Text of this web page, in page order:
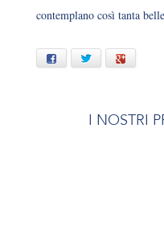
contemplano così tanta
Facebook Twitter
I NOSTRI